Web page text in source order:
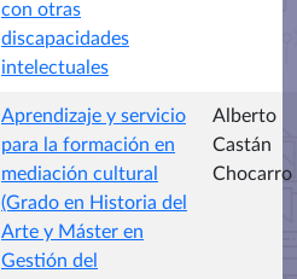
con otras
discapacidades
intelectuales
Aprendizaje y servicio
para la formación en
mediación cultural
(Grado en Historia del
Arte y Máster en
Gestión del
Alberto
Castán
Chocarro